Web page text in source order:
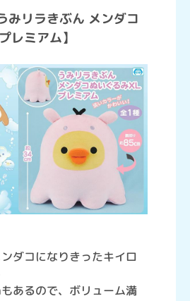
みリラきぶん メンダコ
レミアム】
ダコになりきったキイロ
あるので、ボリューム満